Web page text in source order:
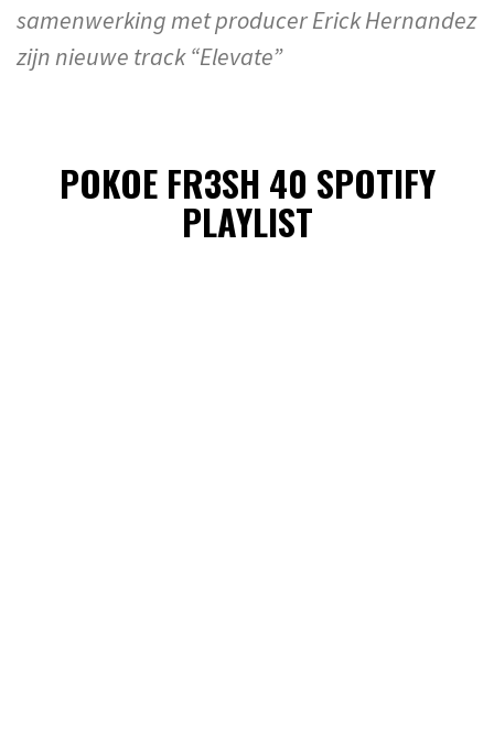
samenwerking met producer Erick Hernandez
zijn nieuwe track “Elevate”
POKOE FR3SH 40 SPOTIFY
PLAYLIST